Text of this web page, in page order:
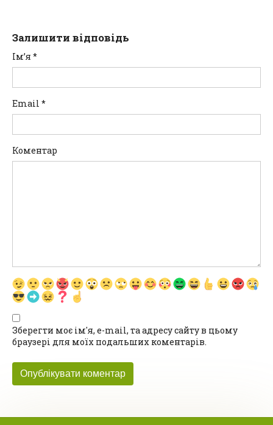
Залишити відповідь
Ім’я *
Email *
Коментар
Зберегти моє ім'я, e-mail, та адресу сайту в цьому
браузері для моїх подальших коментарів.